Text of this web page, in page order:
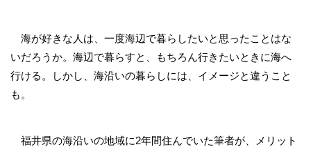
海が好きな人は、一度海辺で暮らしたいと思ったことはな
いだろうか。海辺で暮らすと、もちろん行きたいときに海へ
行ける。しかし、海沿いの暮らしには、イメージと違うこと
も。
福井県の海沿いの地域に2年間住んでいた筆者が、メリット